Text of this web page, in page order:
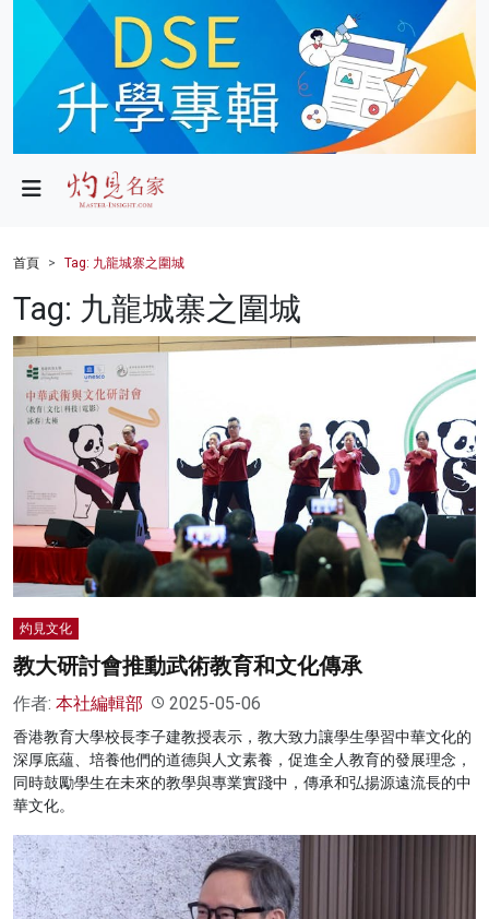
政局
財經
健康
商業
科技
影片
名家榜
灼見活動
首頁 Tag: 九龍城寨之圍城
Tag: 九龍城寨之圍城
灼見文化
教大研討會推動武術教育和文化傳承
作者: 本社編輯部 2025-05-06
香港教育大學校長李子建教授表示，教大致力讓學生學習中華文化的
深厚底蘊、培養他們的道德與人文素養，促進全人教育的發展理念，
同時鼓勵學生在未來的教學與專業實踐中，傳承和弘揚源遠流長的中
華文化。